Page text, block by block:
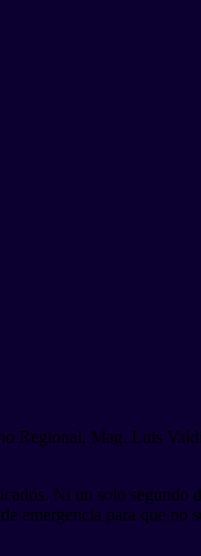
Regional, Mag. Luis
Ni un solo segundo
emergencia para que no